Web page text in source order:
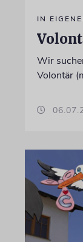
IN
Wir
Volontär